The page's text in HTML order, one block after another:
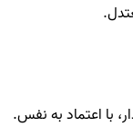
با اعتماد به نفس.